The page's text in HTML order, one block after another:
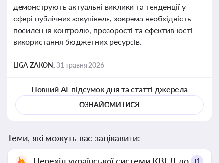
демонструють актуальні виклики та тенденції у
сфері публічних закупівель, зокрема необхідність
посилення контролю, прозорості та ефективності
використання бюджетних ресурсів.
LIGA ZAKON,31 травня 2026
Повний AI-підсумок дня та статті-джерела
ОЗНАЙОМИТИСЯ
Теми, які можуть вас зацікавити:
Перехід української системи КВЕД до +1